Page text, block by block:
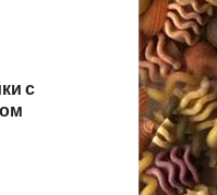
с